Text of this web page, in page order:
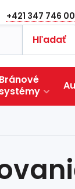
+421 347 746
Hľadať
Bránové
systémy